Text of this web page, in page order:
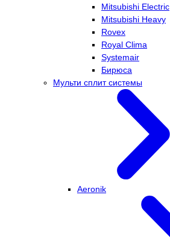
Mitsubishi Electric
Mitsubishi Heavy
Rovex
Royal Clima
Systemair
Бирюса
Мульти сплит системы
Aeronik